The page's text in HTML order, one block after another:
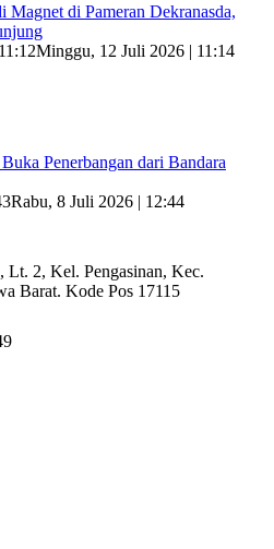
Magnet di Pameran Dekranasda,
Minggu, 12 Juli 2026 | 11:14
Penerbangan dari Bandara
Rabu, 8 Juli 2026 | 12:44
Lt. 2, Kel. Pengasinan, Kec.
Barat. Kode Pos 17115